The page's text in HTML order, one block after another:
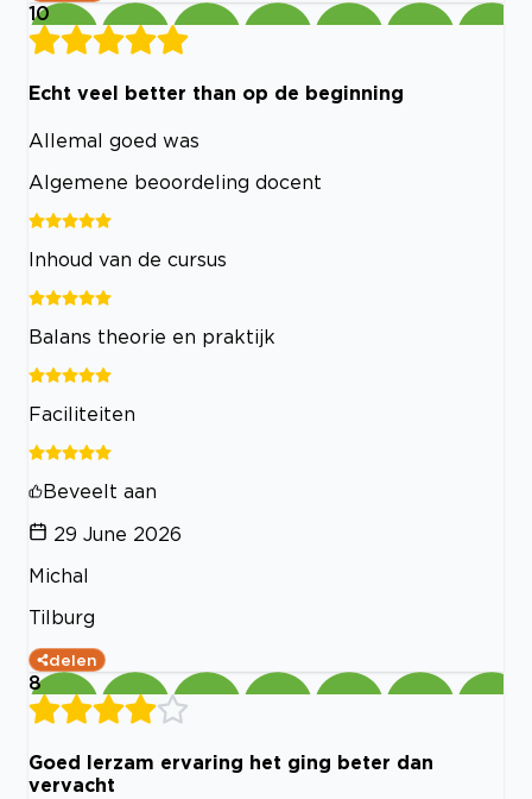
10
Echt veel better than op de beginning
Allemal goed was
Algemene beoordeling docent
Inhoud van de cursus
Balans theorie en praktijk
Faciliteiten
Beveelt aan
29 June 2026
Michal
Tilburg
delen
8
Goed lerzam ervaring het ging beter dan
vervacht